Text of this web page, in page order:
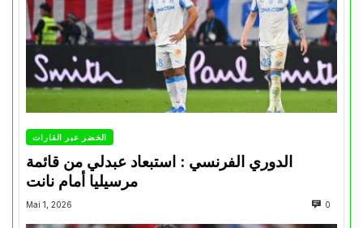
الخضر عبر القارات
الدوري الفرنسي : استبعاد عبدلي من قائمة
مرسيليا أمام نانت
Mai 1, 2026 0